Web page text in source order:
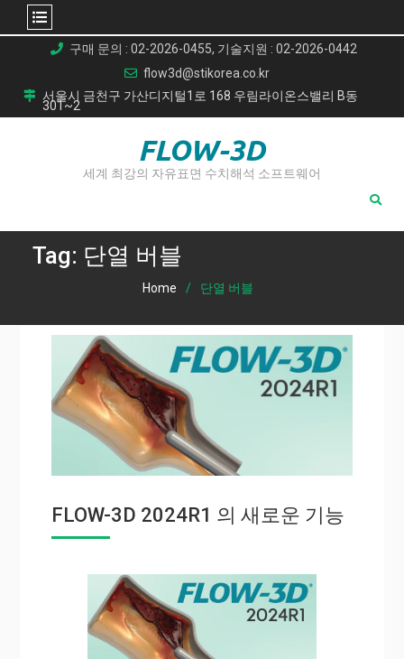
content
구매 문의 : 02-2026-0455, 기술지원 : 02-2026-0442
flow3d@stikorea.co.kr
서울시 금천구 가산디지털1로 168 우림라이온스밸리 B동
301~2
FLOW-3D
세계 최강의 자유표면 수치해석 소프트웨어
Tag: 단열 버블
Home 단열 버블
FLOW-3D 2024R1 의 새로운 기능